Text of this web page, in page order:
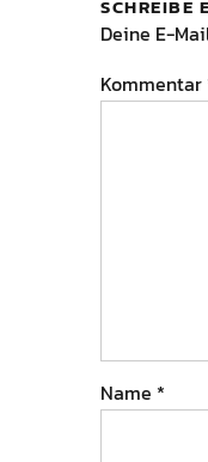
SCHREIBE
Deine E-
Kommentar
Name *